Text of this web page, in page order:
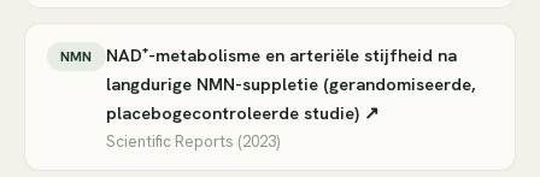
NMN
NAD⁺-metabolisme en arteriële stijfheid na
langdurige NMN-suppletie (gerandomiseerde,
placebogecontroleerde studie) ↗
Scientific Reports (2023)